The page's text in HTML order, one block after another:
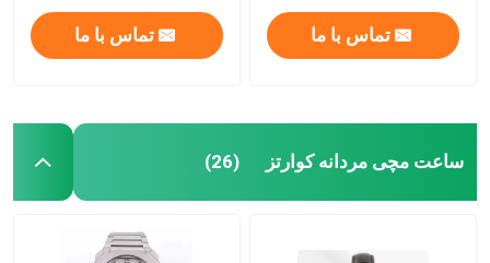
تماس با ما تماس با ما
ساعت مچی مردانه کوارتز (26)